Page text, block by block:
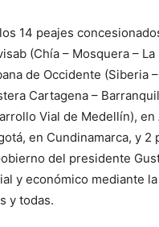
14 peajes
(Chía – Mosquera –
de Occidente (Siberia
Cartagena –
Vial de Medellín),
en Cundinamarca, y 2
del presidente
y económico mediante
y todas.